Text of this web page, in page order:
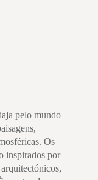
pelo mundo
Os
inspirados por